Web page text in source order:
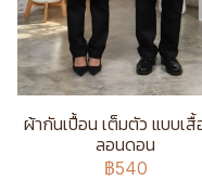
ผ้ากันเปื้อน เต็มตัว แบบเ
ลอนดอน
฿540